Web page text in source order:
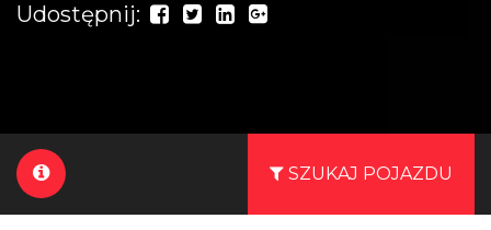
Udostępnij:
SZUKAJ POJAZDU